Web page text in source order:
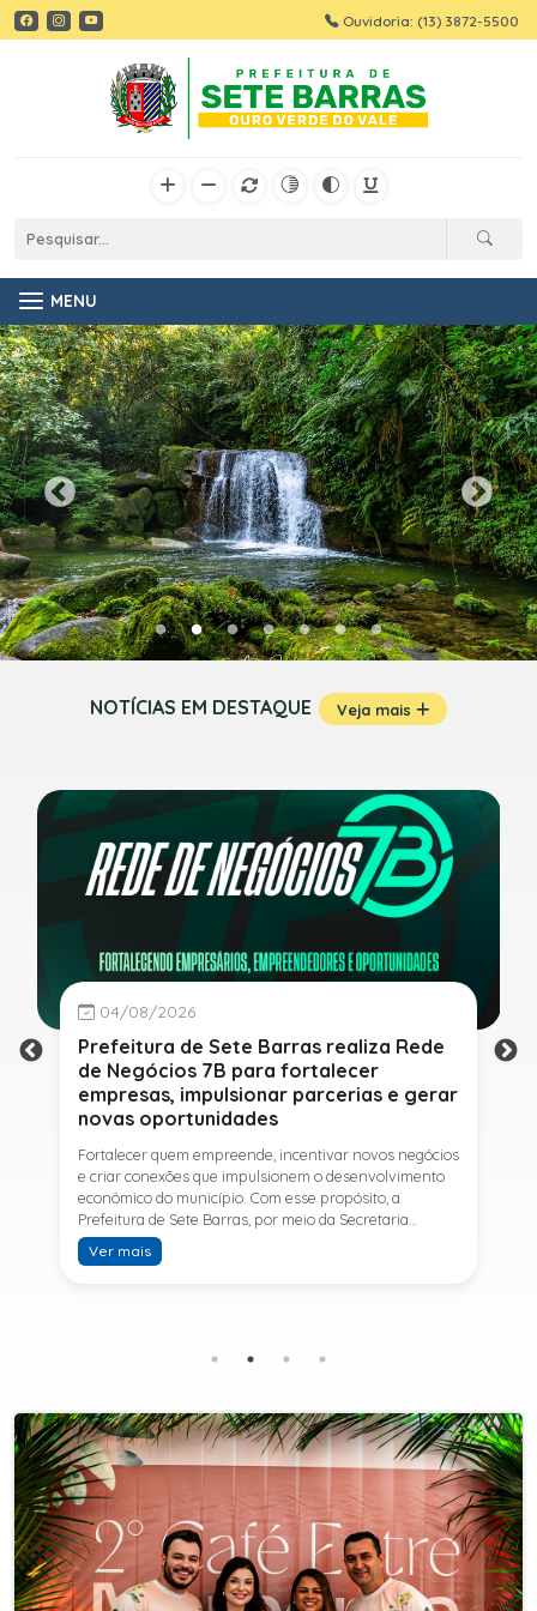
Ouvidoria: (13) 3872-5500
MENU
NOTÍCIAS EM DESTAQUE Veja mais
04/08/2026
Prefeitura de Sete Barras realiza Rede
de Negócios 7B para fortalecer
empresas, impulsionar parcerias e gerar
novas oportunidades
Fortalecer quem empreende, incentivar novos negócios
e criar conexões que impulsionem o desenvolvimento
econômico do município. Com esse propósito, a
Prefeitura de Sete Barras, por meio da Secretaria
Municipal de Turismo e Desenvolvimento Econômico,
promove na próxima terça-feira (11) a Rede de Negócios
telecomunicações e fundador da empresa Seu
Consultor, que compartilhará estratégias para
aumentar resultados, fortalecer relacionamentos
comerciais e ampliar as oportunidades de
negócios.Para a Secretária Municipal de Turismo e
Desenvolvimento Econômico, Edna Carvalho, a Rede de
Negócios 7B representa mais uma iniciativa da gestão
do Prefeito Ítalo Costa para fortalecer o
empreendedorismo e incentivar o crescimento das
Ver mais